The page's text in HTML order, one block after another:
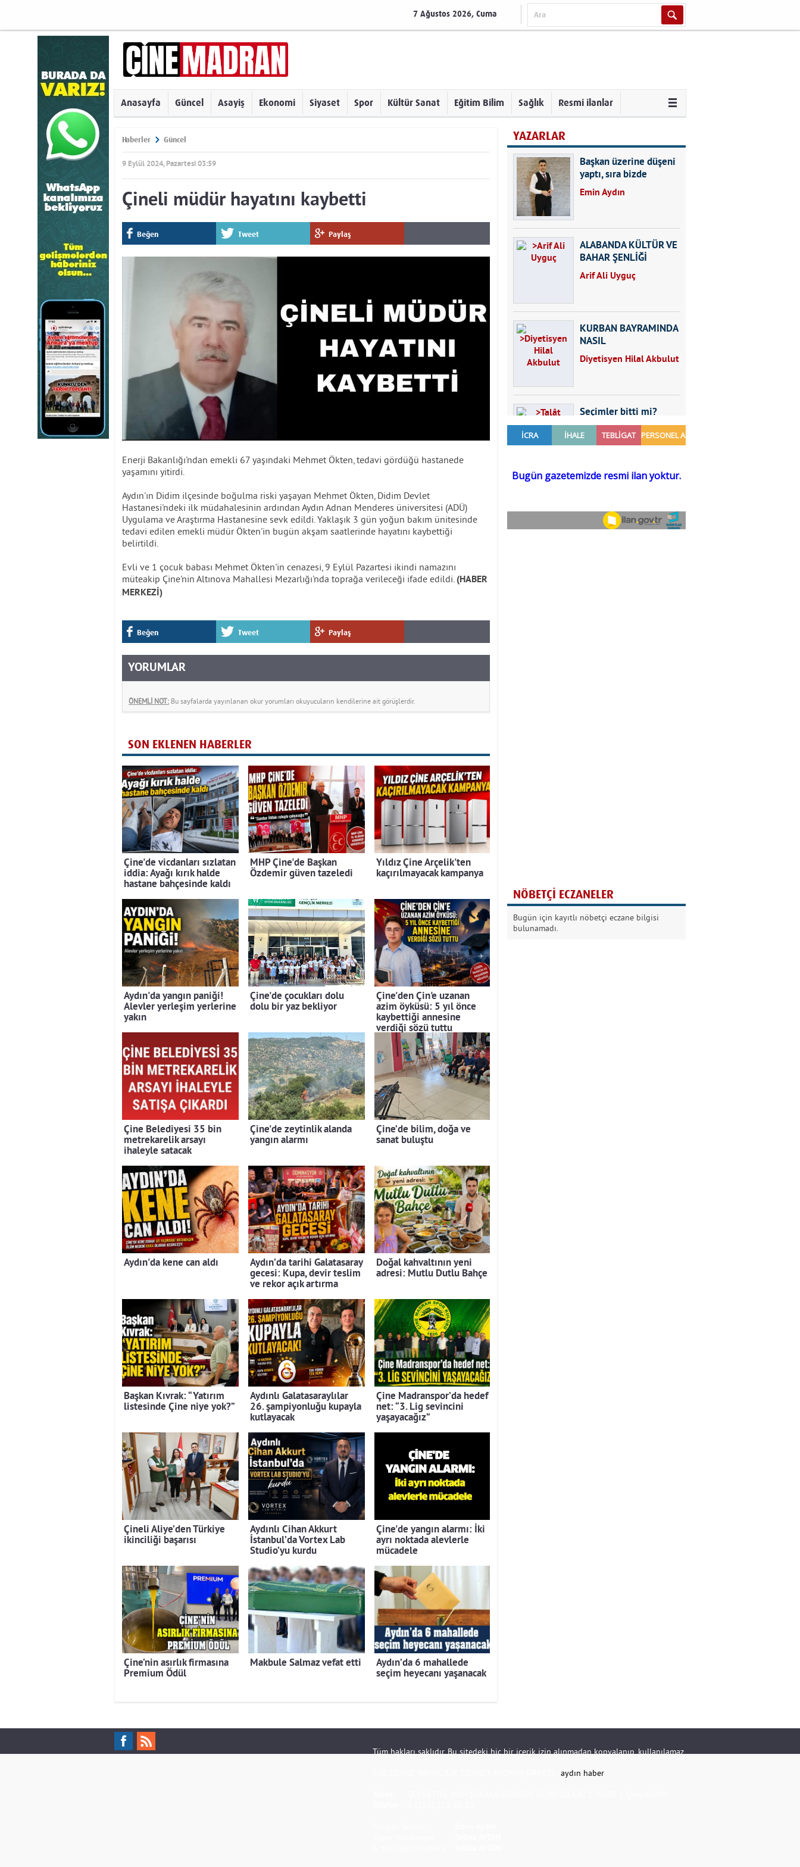
7 Ağustos 2026, Cuma
Anasayfa Güncel Asayiş Ekonomi Siyaset Spor Kültür Sanat Eğitim Bilim Sağlık Resmi ilanlar
Haberler Güncel
9 Eylül 2024, Pazartesi 03:59
Çineli müdür hayatını kaybetti
Beğen Tweet Paylaş
Enerji Bakanlığı'ndan emekli 67 yaşındaki Mehmet Ökten, tedavi gördüğü hastanede
yaşamını yitirdi.
Aydın'ın Didim ilçesinde boğulma riski yaşayan Mehmet Ökten, Didim Devlet
Hastanesi'ndeki ilk müdahalesinin ardından Aydın Adnan Menderes üniversitesi (ADÜ)
Uygulama ve Araştırma Hastanesine sevk edildi. Yaklaşık 3 gün yoğun bakım ünitesinde
tedavi edilen emekli müdür Ökten'in bugün akşam saatlerinde hayatını kaybettiği
belirtildi.
Evli ve 1 çocuk babası Mehmet Ökten'in cenazesi, 9 Eylül Pazartesi ikindi namazını
müteakip Çine'nin Altınova Mahallesi Mezarlığı'nda toprağa verileceği ifade edildi. (HABER
MERKEZİ)
Beğen Tweet Paylaş
YORUMLAR
ÖNEMLİ NOT: Bu sayfalarda yayınlanan okur yorumları okuyucuların kendilerine ait görüşlerdir.
SON EKLENEN HABERLER
Çine'de vicdanları sızlatan
iddia: Ayağı kırık halde
hastane bahçesinde kaldı
MHP Çine'de Başkan
Özdemir güven tazeledi
Yıldız Çine Arçelik'ten
kaçırılmayacak kampanya
Aydın'da yangın paniği!
Alevler yerleşim yerlerine
yakın
Çine'de çocukları dolu
dolu bir yaz bekliyor
Çine'den Çin'e uzanan
azim öyküsü: 5 yıl önce
kaybettiği annesine
verdiği sözü tuttu
Çine Belediyesi 35 bin
metrekarelik arsayı
ihaleyle satacak
Çine'de zeytinlik alanda
yangın alarmı
Çine’de bilim, doğa ve
sanat buluştu
Aydın'da kene can aldı
Aydın’da tarihi Galatasaray
gecesi: Kupa, devir teslim
ve rekor açık artırma
Doğal kahvaltının yeni
adresi: Mutlu Dutlu Bahçe
Başkan Kıvrak: “Yatırım
listesinde Çine niye yok?”
Aydınlı Galatasaraylılar
26. şampiyonluğu kupayla
kutlayacak
Çine Madranspor’da hedef
net: “3. Lig sevincini
yaşayacağız”
Çineli Aliye’den Türkiye
ikinciliği başarısı
Aydınlı Cihan Akkurt
İstanbul’da Vortex Lab
Studio’yu kurdu
Çine'de yangın alarmı: İki
ayrı noktada alevlerle
mücadele
Çine’nin asırlık firmasına
Premium Ödül
Makbule Salmaz vefat etti
Aydın’da 6 mahallede
seçim heyecanı yaşanacak
YAZARLAR
Başkan üzerine düşeni
yaptı, sıra bizde
Emin Aydın
ALABANDA KÜLTÜR VE
BAHAR ŞENLİĞİ
Arif Ali Uyguç
KURBAN BAYRAMINDA
NASIL
BESLENMELİYİZ?
Diyetisyen Hilal Akbulut
Seçimler bitti mi?
Talât Yörük
Sezgin MADRAN
Kurban Bayramında
Dikkat!
NÖBETÇİ ECZANELER
Bugün için kayıtlı nöbetçi eczane bilgisi
bulunamadı.
Tüm hakları saklıdır. Bu sitedeki hiç bir içerik izin alınmadan kopyalanıp, kullanılamaz.
aydın haber